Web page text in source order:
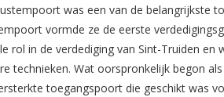
was een van de belangrijkste
vormde ze de eerste
rol in de verdediging van Sint-Truiden
technieken. Wat oorspronkelijk begon
toegangspoort die geschikt was